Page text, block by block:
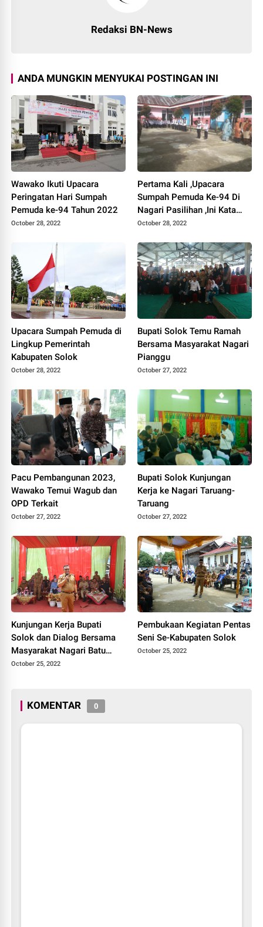
Redaksi BN-News
ANDA MUNGKIN MENYUKAI POSTINGAN INI
Wawako Ikuti Upacara
Peringatan Hari Sumpah
Pemuda ke-94 Tahun 2022
October 28, 2022
Pertama Kali ,Upacara
Sumpah Pemuda Ke-94 Di
Nagari Pasilihan ,Ini Kata
Yonhi Nofri
October 28, 2022
Upacara Sumpah Pemuda di
Lingkup Pemerintah
Kabupaten Solok
October 28, 2022
Bupati Solok Temu Ramah
Bersama Masyarakat Nagari
Pianggu
October 27, 2022
Pacu Pembangunan 2023,
Wawako Temui Wagub dan
OPD Terkait
October 27, 2022
Bupati Solok Kunjungan
Kerja ke Nagari Taruang-
Taruang
October 27, 2022
Kunjungan Kerja Bupati
Solok dan Dialog Bersama
Masyarakat Nagari Batu
Banyak Kecamatan Lembang
October 25, 2022
Pembukaan Kegiatan Pentas
Seni Se-Kabupaten Solok
October 25, 2022
KOMENTAR 0